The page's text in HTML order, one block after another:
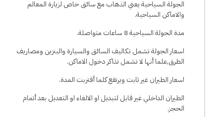
الجولة السياحية يعني الذهاب مع سائق خاص لزيارة المعالم
والاماكن السياحية.
مدة الجولة السياحية 8 ساعات متواصلة.
اسعار الجولة تشمل تكاليف السائق والسيارة والبنزين ومصاريف
الطرق,علما أنها لا تشمل تذاكر دخول الاماكن.
اسعار الطيران غير ثابت ويرتفع كلما أقتربت المدة.
الطيران الداخلي غير قابل لتبديل او الالغاء او التعديل بعد أتمام
الحجز.